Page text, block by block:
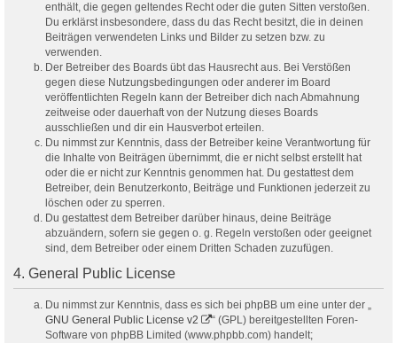
enthält, die gegen geltendes Recht oder die guten Sitten verstoßen.
Du erklärst insbesondere, dass du das Recht besitzt, die in deinen
Beiträgen verwendeten Links und Bilder zu setzen bzw. zu
verwenden.
Der Betreiber des Boards übt das Hausrecht aus. Bei Verstößen
gegen diese Nutzungsbedingungen oder anderer im Board
veröffentlichten Regeln kann der Betreiber dich nach Abmahnung
zeitweise oder dauerhaft von der Nutzung dieses Boards
ausschließen und dir ein Hausverbot erteilen.
Du nimmst zur Kenntnis, dass der Betreiber keine Verantwortung für
die Inhalte von Beiträgen übernimmt, die er nicht selbst erstellt hat
oder die er nicht zur Kenntnis genommen hat. Du gestattest dem
Betreiber, dein Benutzerkonto, Beiträge und Funktionen jederzeit zu
löschen oder zu sperren.
Du gestattest dem Betreiber darüber hinaus, deine Beiträge
abzuändern, sofern sie gegen o. g. Regeln verstoßen oder geeignet
sind, dem Betreiber oder einem Dritten Schaden zuzufügen.
4. General Public License
Du nimmst zur Kenntnis, dass es sich bei phpBB um eine unter der „
GNU General Public License v2
“ (GPL) bereitgestellten Foren-
Software von phpBB Limited (www.phpbb.com) handelt;